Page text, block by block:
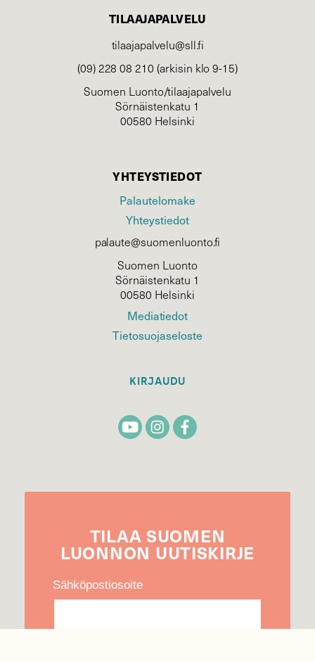
TILAAJAPALVELU
tilaajapalvelu@sll.fi
(09) 228 08 210 (arkisin klo 9-15)
Suomen Luonto/tilaajapalvelu
Sörnäistenkatu 1
00580 Helsinki
YHTEYSTIEDOT
Palautelomake
Yhteystiedot
palaute@suomenluonto.fi
Suomen Luonto
Sörnäistenkatu 1
00580 Helsinki
Mediatiedot
Tietosuojaseloste
KIRJAUDU
TILAA SUOMEN
LUONNON UUTIS­KIRJE
Sähköpostiosoite